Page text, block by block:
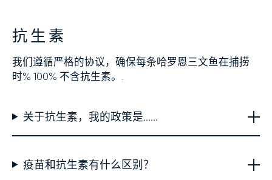
抗生素
我们遵循严格的协议，确保每条哈罗恩三文鱼在捕捞
时% 100% 不含抗生素。.
关于抗生素，我的政策是……
疫苗和抗生素有什么区别？